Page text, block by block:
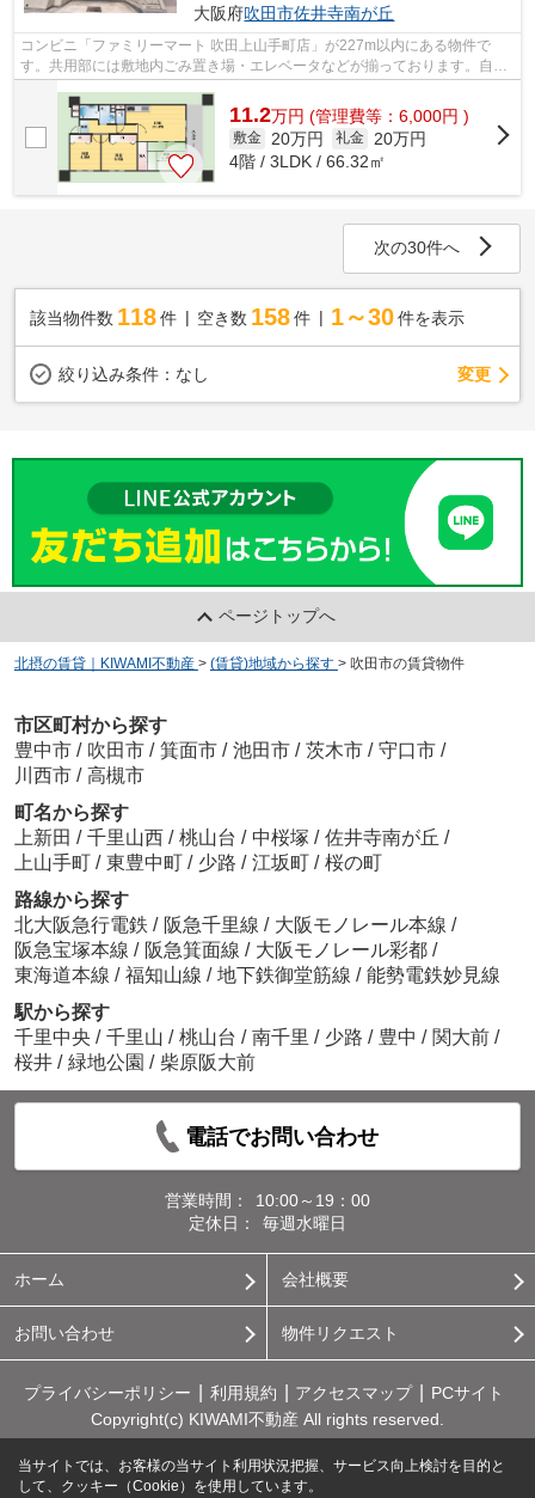
大阪府吹田市佐井寺南が丘
コンビニ「ファミリーマート 吹田上山手町店」が227m以内にある物件で
す。共用部には敷地内ごみ置き場・エレベータなどが揃っております。自走
11.2万円 (管理費等：6,000円 )
敷金 20万円 礼金
20万円
4階 / 3LDK / 66.32㎡
次の30件へ
該当物件数 118件 空き数 158 件 1～30 件を表示
絞り込み条件： なし 変更
ページトップへ
北摂の賃貸｜KIWAMI不動産 > (賃貸)地域から探す > 吹田市の賃貸物件
市区町村から探す
豊中市 / 吹田市 / 箕面市 / 池田市 / 茨木市 / 守口市 /
川西市 / 高槻市
町名から探す
上新田 / 千里山西 / 桃山台 / 中桜塚 / 佐井寺南が丘 /
上山手町 / 東豊中町 / 少路 / 江坂町 / 桜の町
路線から探す
北大阪急行電鉄 / 阪急千里線 / 大阪モノレール本線 /
阪急宝塚本線 / 阪急箕面線 / 大阪モノレール彩都 /
東海道本線 / 福知山線 / 地下鉄御堂筋線 / 能勢電鉄妙見線
駅から探す
千里中央 / 千里山 / 桃山台 / 南千里 / 少路 / 豊中 / 関大前 /
桜井 / 緑地公園 / 柴原阪大前
電話でお問い合わせ
営業時間：
10:00～19：00
定休日：
毎週水曜日
ホーム 会社概要
お問い合わせ 物件リクエスト
プライバシーポリシー 利用規約 アクセスマップ
PCサイト
Copyright(c) KIWAMI不動産 All rights reserved.
当サイトでは、お客様の当サイト利用状況把握、サービス向上検討を目的と
して、クッキー（Cookie）を使用しています。